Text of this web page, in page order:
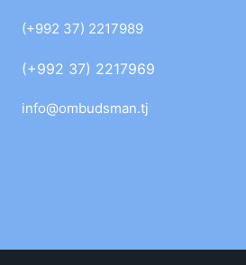
(+992 37) 2217989
(+992 37) 2217969
info@ombudsman.tj